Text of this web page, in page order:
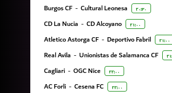
Burgos CF - Cultural Leonesa ۲۰:۳۰
CD La Nucia - CD Alcoyano ۲۱:۰۰
Atletico Astorga CF - Deportivo Fabril ۲۱:۰۰
Real Avila - Unionistas de Salamanca CF
Cagliari - OGC Nice ۲۲:۰۰
AC Forli - Cesena FC ۲۲:۰۰